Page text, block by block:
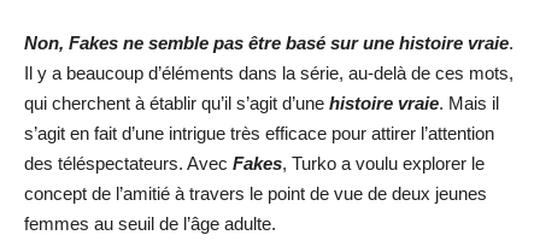
Non, Fakes ne semble pas être basé sur une histoire vraie.
Il y a beaucoup d’éléments dans la série, au-delà de ces mots,
qui cherchent à établir qu’il s’agit d’une histoire vraie. Mais il
s’agit en fait d’une intrigue très efficace pour attirer l’attention
des téléspectateurs. Avec Fakes, Turko a voulu explorer le
concept de l’amitié à travers le point de vue de deux jeunes
femmes au seuil de l’âge adulte.